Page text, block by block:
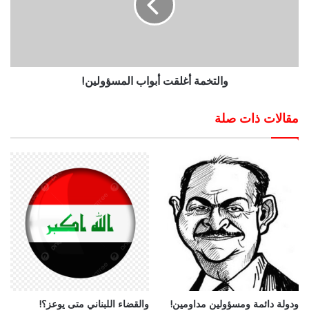
والتخمة أغلقت أبواب المسؤولين!
مقالات ذات صلة
ودولة دائمة ومسؤولين مداومين! والقضاء اللبناني متى يوعز؟!